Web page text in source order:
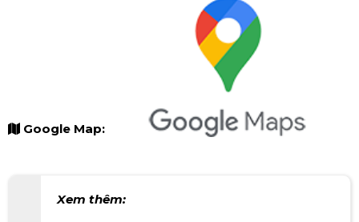
Google Map:
Xem thêm: